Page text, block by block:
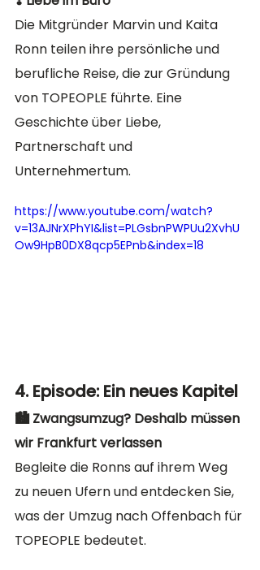
Die Mitgründer Marvin und Kaita
Ronn teilen ihre persönliche und
berufliche Reise, die zur Gründung
von TOPEOPLE führte. Eine
Geschichte über Liebe,
Partnerschaft und
Unternehmertum.
https://www.youtube.com/watch?
v=13AJNrXPhYI&list=PLGsbnPWPUu2XvhU
Ow9HpB0DX8qcp5EPnb&index=18
4. Episode: Ein neues Kapitel
🏙️ Zwangsumzug? Deshalb müssen
wir Frankfurt verlassen
Begleite die Ronns auf ihrem Weg
zu neuen Ufern und entdecken Sie,
was der Umzug nach Offenbach für
TOPEOPLE bedeutet.